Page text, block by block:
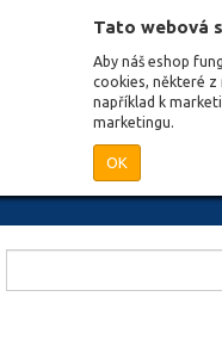
Tato webová
Aby náš eshop
cookies, některé z
například k
marketingu.
OK